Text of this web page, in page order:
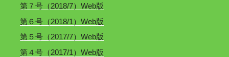
第７号（2018/7）Web版
第６号（2018/1）Web版
第５号（2017/7）Web版
第４号（2017/1）Web版